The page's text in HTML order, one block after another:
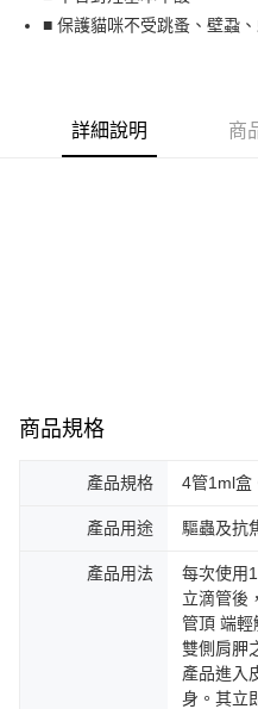
運送方式
■ 保護貓咪不受跳蚤、壁蝨
詳細說明 商
商品規格
產品規格 4管1ml盒
產品用途 驅蟲及抗
產品用法
每次使用
立滴管後
管頂 端輕
雙側肩胛
產品進入
身。其立